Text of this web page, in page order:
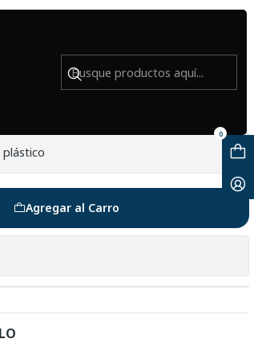
0
Usado
plástico
Agregar al Carro